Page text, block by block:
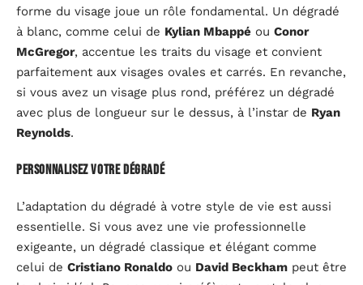
forme du visage joue un rôle fondamental. Un dégradé
à blanc, comme celui de Kylian Mbappé ou Conor
McGregor, accentue les traits du visage et convient
parfaitement aux visages ovales et carrés. En revanche,
si vous avez un visage plus rond, préférez un dégradé
avec plus de longueur sur le dessus, à l’instar de Ryan
Reynolds.
Personnalisez votre dégradé
L’adaptation du dégradé à votre style de vie est aussi
essentielle. Si vous avez une vie professionnelle
exigeante, un dégradé classique et élégant comme
celui de Cristiano Ronaldo ou David Beckham peut être